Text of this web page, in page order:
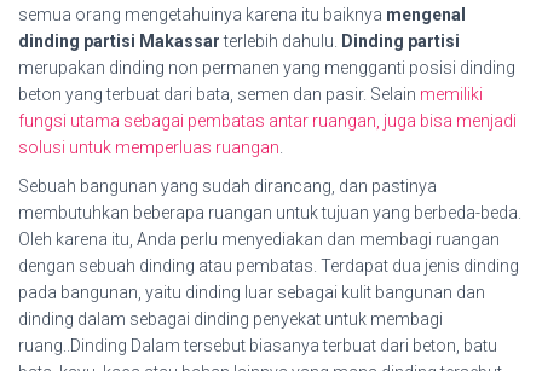
semua orang mengetahuinya karena itu baiknya mengenal
dinding partisi Makassarterlebih dahulu. Dinding partisi
merupakan dinding non permanen yang mengganti posisi dinding
beton yang terbuat dari bata, semen dan pasir. Selain memiliki
fungsi utama sebagai pembatas antar ruangan, juga bisa menjadi
solusi untuk memperluas ruangan.
Sebuah bangunan yang sudah dirancang, dan pastinya
membutuhkan beberapa ruangan untuk tujuan yang berbeda-beda.
Oleh karena itu, Anda perlu menyediakan dan membagi ruangan
dengan sebuah dinding atau pembatas. Terdapat dua jenis dinding
pada bangunan, yaitu dinding luar sebagai kulit bangunan dan
dinding dalam sebagai dinding penyekat untuk membagi
ruang..Dinding Dalam tersebut biasanya terbuat dari beton, batu